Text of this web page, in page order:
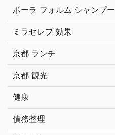
ポーラ フォルム シャンプー
ミラセレブ 効果
京都 ランチ
京都 観光
健康
債務整理